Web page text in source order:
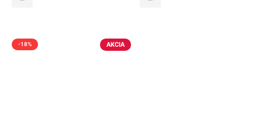
AKCIA
-18%